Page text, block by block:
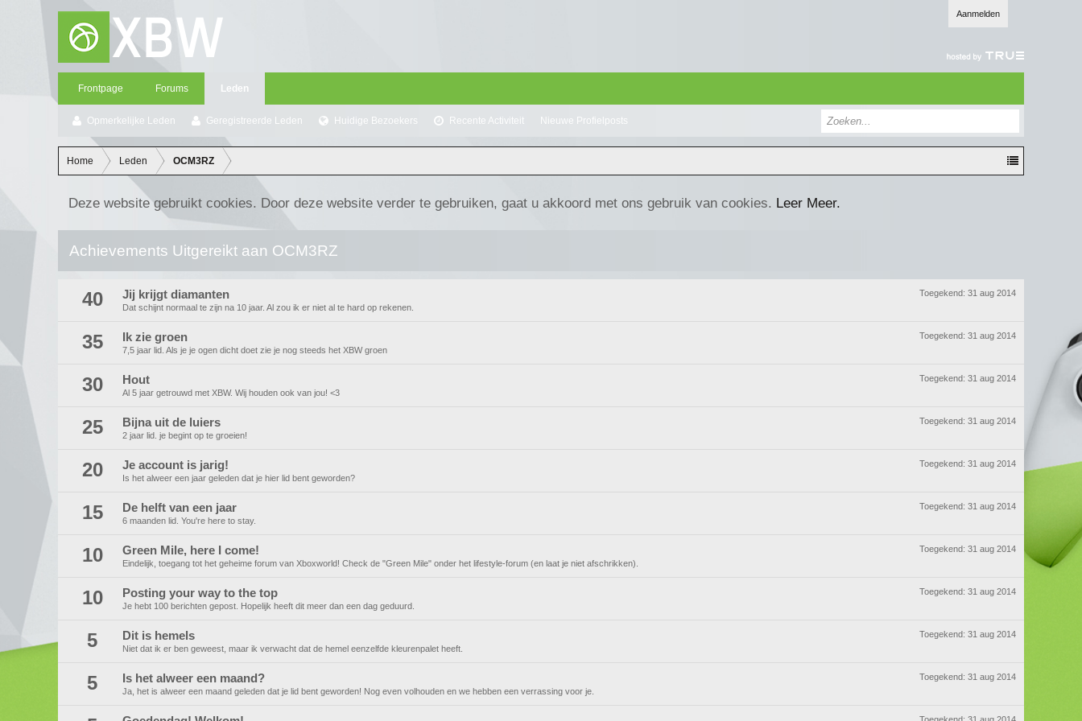
Aanmelden
Frontpage Forums Leden
Opmerkelijke Leden Geregistreerde Leden Huidige Bezoekers Recente Activiteit Nieuwe Profielposts
Home Leden OCM3RZ
Deze website gebruikt cookies. Door deze website verder te gebruiken, gaat u akkoord met ons gebruik van cookies. Leer Meer.
Achievements Uitgereikt aan OCM3RZ
40 Toegekend: 31 aug 2014
Jij krijgt diamanten
Dat schijnt normaal te zijn na 10 jaar. Al zou ik er niet al te hard op rekenen.
35 Toegekend: 31 aug 2014
Ik zie groen
7,5 jaar lid. Als je je ogen dicht doet zie je nog steeds het XBW groen
30 Toegekend: 31 aug 2014
Hout
Al 5 jaar getrouwd met XBW. Wij houden ook van jou! <3
25 Toegekend: 31 aug 2014
Bijna uit de luiers
2 jaar lid. je begint op te groeien!
20 Toegekend: 31 aug 2014
Je account is jarig!
Is het alweer een jaar geleden dat je hier lid bent geworden?
15 Toegekend: 31 aug 2014
De helft van een jaar
6 maanden lid. You're here to stay.
10 Toegekend: 31 aug 2014
Green Mile, here I come!
Eindelijk, toegang tot het geheime forum van Xboxworld! Check de "Green Mile" onder het lifestyle-forum (en laat je niet afschrikken).
10 Toegekend: 31 aug 2014
Posting your way to the top
Je hebt 100 berichten gepost. Hopelijk heeft dit meer dan een dag geduurd.
5 Toegekend: 31 aug 2014
Dit is hemels
Niet dat ik er ben geweest, maar ik verwacht dat de hemel eenzelfde kleurenpalet heeft.
5 Toegekend: 31 aug 2014
Is het alweer een maand?
Ja, het is alweer een maand geleden dat je lid bent geworden! Nog even volhouden en we hebben een verrassing voor je.